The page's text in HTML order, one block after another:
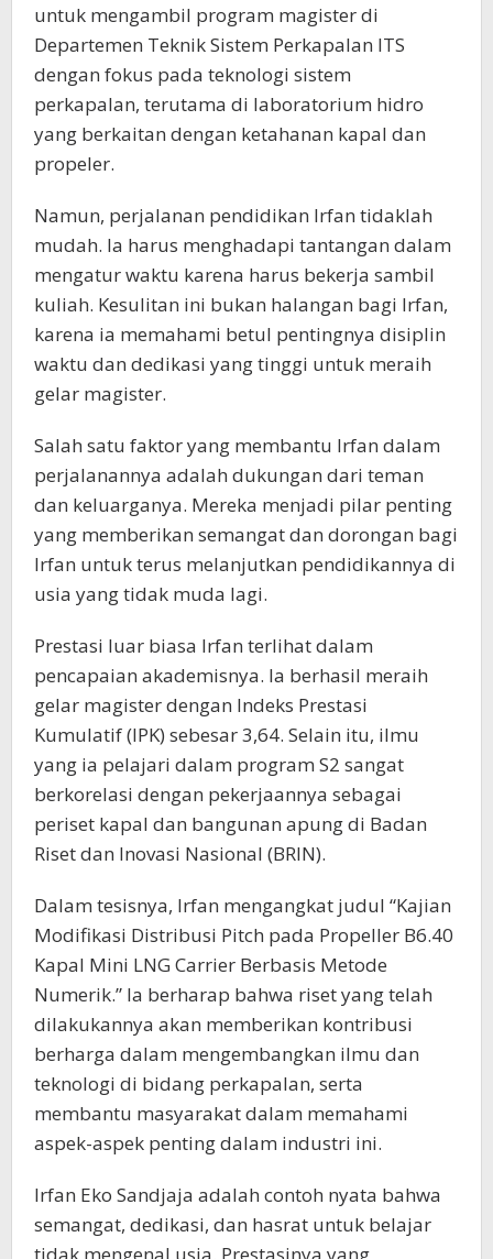
untuk mengambil program magister di
Departemen Teknik Sistem Perkapalan ITS
dengan fokus pada teknologi sistem
perkapalan, terutama di laboratorium hidro
yang berkaitan dengan ketahanan kapal dan
propeler.
Namun, perjalanan pendidikan Irfan tidaklah
mudah. Ia harus menghadapi tantangan dalam
mengatur waktu karena harus bekerja sambil
kuliah. Kesulitan ini bukan halangan bagi Irfan,
karena ia memahami betul pentingnya disiplin
waktu dan dedikasi yang tinggi untuk meraih
gelar magister.
Salah satu faktor yang membantu Irfan dalam
perjalanannya adalah dukungan dari teman
dan keluarganya. Mereka menjadi pilar penting
yang memberikan semangat dan dorongan bagi
Irfan untuk terus melanjutkan pendidikannya di
usia yang tidak muda lagi.
Prestasi luar biasa Irfan terlihat dalam
pencapaian akademisnya. Ia berhasil meraih
gelar magister dengan Indeks Prestasi
Kumulatif (IPK) sebesar 3,64. Selain itu, ilmu
yang ia pelajari dalam program S2 sangat
berkorelasi dengan pekerjaannya sebagai
periset kapal dan bangunan apung di Badan
Riset dan Inovasi Nasional (BRIN).
Dalam tesisnya, Irfan mengangkat judul “Kajian
Modifikasi Distribusi Pitch pada Propeller B6.40
Kapal Mini LNG Carrier Berbasis Metode
Numerik.” Ia berharap bahwa riset yang telah
dilakukannya akan memberikan kontribusi
berharga dalam mengembangkan ilmu dan
teknologi di bidang perkapalan, serta
membantu masyarakat dalam memahami
aspek-aspek penting dalam industri ini.
Irfan Eko Sandjaja adalah contoh nyata bahwa
semangat, dedikasi, dan hasrat untuk belajar
tidak mengenal usia. Prestasinya yang